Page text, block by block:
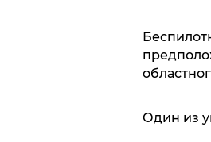
Один из